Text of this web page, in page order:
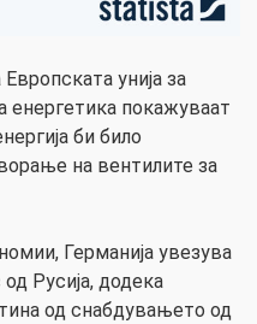
унија за
енергетика покажуваат
би било
на вентилите за
Германија увезува
Русија, додека
од снабдувањето од